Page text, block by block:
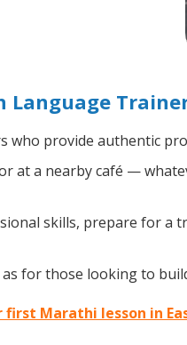
Language
who provide authentic
at a nearby café —
skills, prepare for a
for those looking to
first Marathi lesson in